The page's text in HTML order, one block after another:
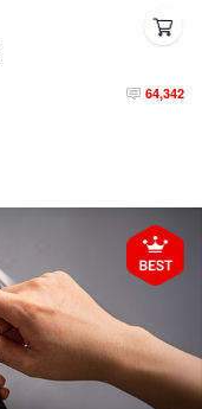
64,342